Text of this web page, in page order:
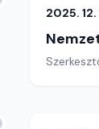
2025. 12.